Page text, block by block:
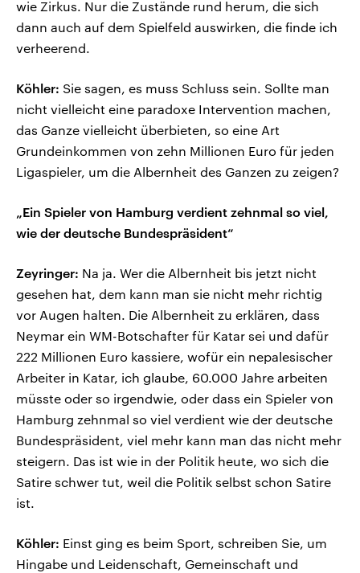
wie Zirkus. Nur die Zustände rund herum, die sich
dann auch auf dem Spielfeld auswirken, die finde ich
verheerend.
Köhler: Sie sagen, es muss Schluss sein. Sollte man
nicht vielleicht eine paradoxe Intervention machen,
das Ganze vielleicht überbieten, so eine Art
Grundeinkommen von zehn Millionen Euro für jeden
Ligaspieler, um die Albernheit des Ganzen zu zeigen?
„Ein Spieler von Hamburg verdient zehnmal so viel,
wie der deutsche Bundespräsident“
Zeyringer: Na ja. Wer die Albernheit bis jetzt nicht
gesehen hat, dem kann man sie nicht mehr richtig
vor Augen halten. Die Albernheit zu erklären, dass
Neymar ein WM-Botschafter für Katar sei und dafür
222 Millionen Euro kassiere, wofür ein nepalesischer
Arbeiter in Katar, ich glaube, 60.000 Jahre arbeiten
müsste oder so irgendwie, oder dass ein Spieler von
Hamburg zehnmal so viel verdient wie der deutsche
Bundespräsident, viel mehr kann man das nicht mehr
steigern. Das ist wie in der Politik heute, wo sich die
Satire schwer tut, weil die Politik selbst schon Satire
ist.
Köhler: Einst ging es beim Sport, schreiben Sie, um
Hingabe und Leidenschaft, Gemeinschaft und